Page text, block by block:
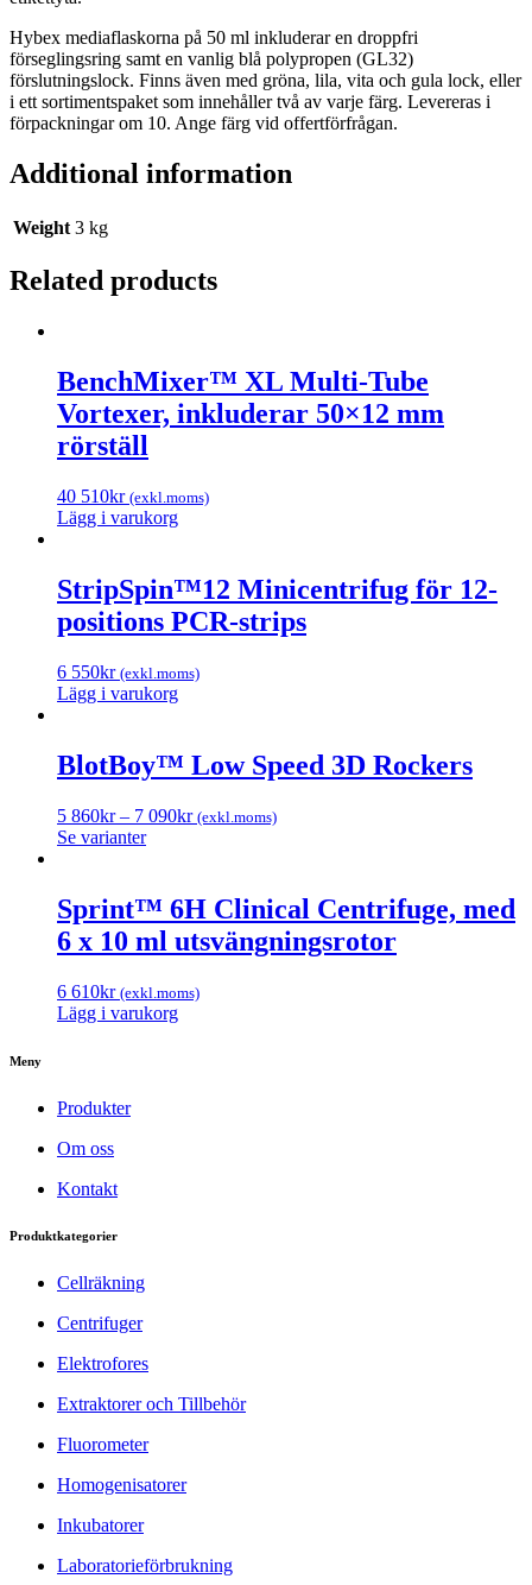
Hybex mediaflaskorna på 50 ml inkluderar en droppfri
förseglingsring samt en vanlig blå polypropen (GL32)
förslutningslock. Finns även med gröna, lila, vita och gula lock, eller
i ett sortimentspaket som innehåller två av varje färg. Levereras i
förpackningar om 10. Ange färg vid offertförfrågan.
Additional information
Weight 3 kg
Related products
BenchMixer™ XL Multi-Tube
Vortexer, inkluderar 50×12 mm
rörställ
40 510kr (exkl.moms)
Lägg i varukorg
StripSpin™12 Minicentrifug för 12-
positions PCR-strips
6 550kr (exkl.moms)
Lägg i varukorg
BlotBoy™ Low Speed ​​3D Rockers
5 860kr– 7 090kr (exkl.moms)
Se varianter
Sprint™ 6H Clinical Centrifuge, med
6 x 10 ml utsvängningsrotor
6 610kr (exkl.moms)
Lägg i varukorg
Meny
Produkter
Om oss
Kontakt
Produktkategorier
Cellräkning
Centrifuger
Elektrofores
Extraktorer och Tillbehör
Fluorometer
Homogenisatorer
Inkubatorer
Laboratorieförbrukning